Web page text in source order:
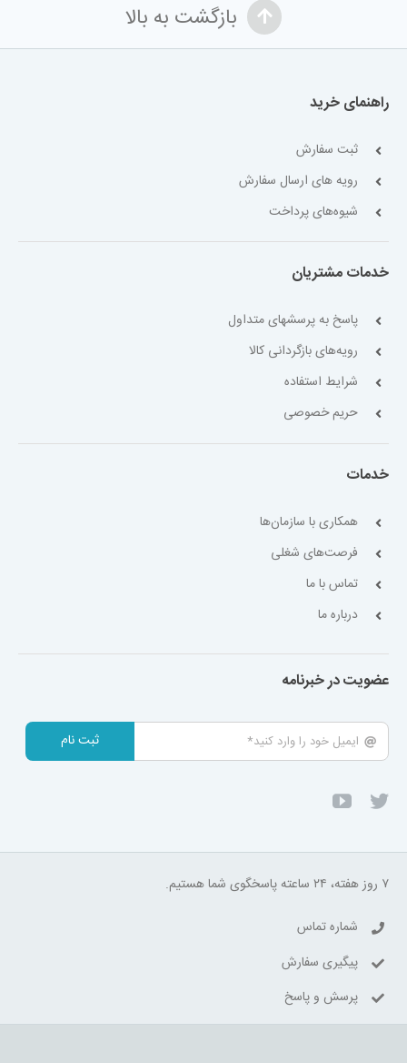
بازگشت به بالا
راهنمای خرید
ثبت سفارش
رویه های ارسال سفارش
شیوه‌های پرداخت
خدمات مشتریان
پاسخ به پرسشهای متداول
رویه‌های بازگردانی کالا
شرایط استفاده
حریم خصوصی
خدمات
همکاری با سازمان‌ها
فرصت‌های شغلی
تماس با ما
درباره ما
عضویت در خبرنامه
ثبت نام
۷ روز هفته، ۲۴ ساعته پاسخگوی شما هستیم.
شماره تماس
پیگیری سفارش
پرسش و پاسخ